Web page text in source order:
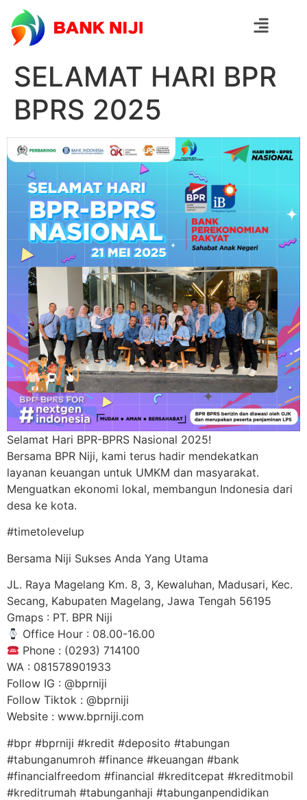
SELAMAT HARI BPR
BPRS 2025
Selamat Hari BPR-BPRS Nasional 2025!
Bersama BPR Niji, kami terus hadir mendekatkan
layanan keuangan untuk UMKM dan masyarakat.
Menguatkan ekonomi lokal, membangun Indonesia dari
desa ke kota.
#timetolevelup
Bersama Niji Sukses Anda Yang Utama
JL. Raya Magelang Km. 8, 3, Kewaluhan, Madusari, Kec.
Secang, Kabupaten Magelang, Jawa Tengah 56195
Gmaps : PT. BPR Niji
Office Hour : 08.00-16.00
Phone : (0293) 714100
WA : 081578901933
Follow IG : @bprniji
Follow Tiktok : @bprniji
Website : www.bprniji.com
#bpr #bprniji #kredit #deposito #tabungan
#tabunganumroh #finance #keuangan #bank
#financialfreedom #financial #kreditcepat #kreditmobil
#kreditrumah #tabunganhaji #tabunganpendidikan